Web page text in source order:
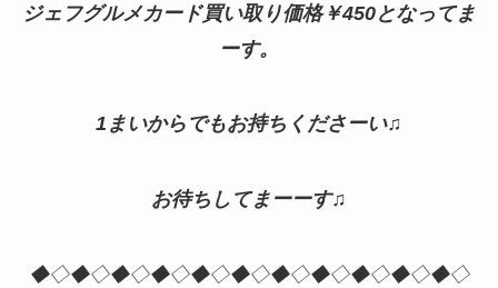
ジェフグルメカード買い取り価格￥450となってま
ーす。
1まいからでもお持ちくださーい♫
お待ちしてまーーす♫
◆◇◆◇◆◇◆◇◆◇◆◇◆◇◆◇◆◇◆◇◆◇